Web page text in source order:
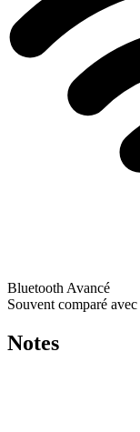
Bluetooth Avancé
Souvent comparé avec
Notes